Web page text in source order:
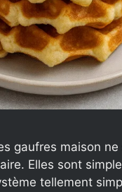
gaufres maison ne
Elles sont
tellement